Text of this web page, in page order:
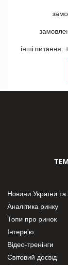
інші
Новини України та
Аналітика ринку
Топи про ринок
Інтерв’ю
Відео-тренінги
Світовий досвід